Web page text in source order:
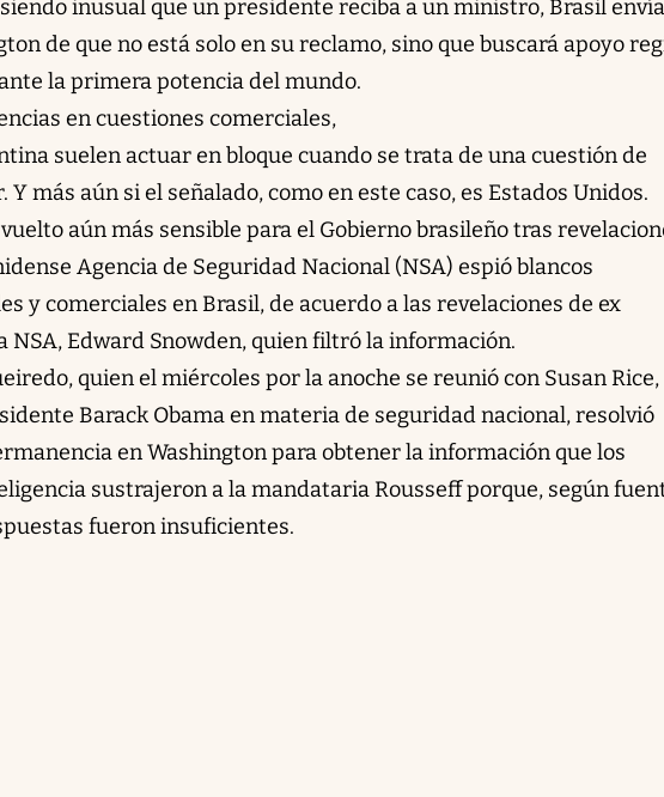
inusual que un presidente reciba a un ministro, Brasil
de que no está solo en su reclamo, sino que buscará apoyo
la primera potencia del mundo.
en cuestiones comerciales,
suelen actuar en bloque cuando se trata de una cuestión de
más aún si el señalado, como en este caso, es Estados Unidos.
aún más sensible para el Gobierno brasileño tras
Agencia de Seguridad Nacional (NSA) espió blancos
y comerciales en Brasil, de acuerdo a las revelaciones de ex
NSA, Edward Snowden, quien filtró la información.
quien el miércoles por la anoche se reunió con Susan Rice,
Barack Obama en materia de seguridad nacional, resolvió
en Washington para obtener la información que los
sustrajeron a la mandataria Rousseff porque, según
fueron insuficientes.